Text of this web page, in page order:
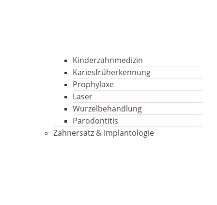
Kinderzahnmedizin
Kariesfrüherkennung
Prophylaxe
Laser
Wurzelbehandlung
Parodontitis
Zahnersatz & Implantologie